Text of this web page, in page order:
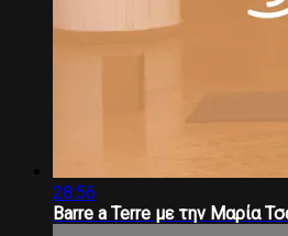
28:56
Barre a Terre με την Μαρία